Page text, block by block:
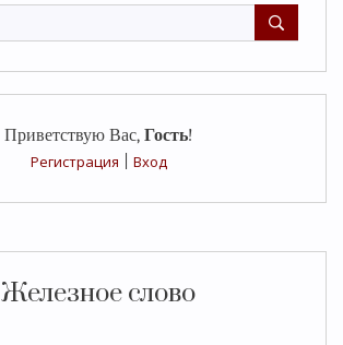
Приветствую Вас, Гость!
Регистрация
Вход
Железное слово